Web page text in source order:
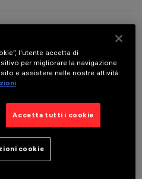
2026
l'utente accetta di
per migliorare la navigazione
e assistere nelle nostre attività
Accetta tutti i cookie
cookie